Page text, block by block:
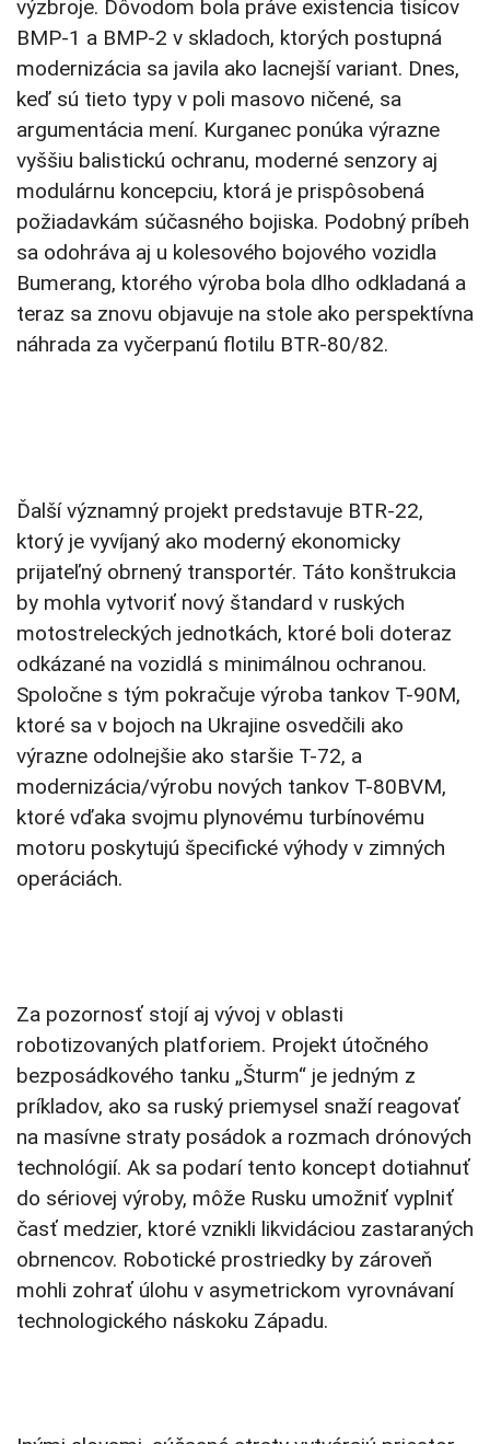
výzbroje. Dôvodom bola práve existencia tisícov
BMP-1 a BMP-2 v skladoch, ktorých postupná
modernizácia sa javila ako lacnejší variant. Dnes,
keď sú tieto typy v poli masovo ničené, sa
argumentácia mení. Kurganec ponúka výrazne
vyššiu balistickú ochranu, moderné senzory aj
modulárnu koncepciu, ktorá je prispôsobená
požiadavkám súčasného bojiska. Podobný príbeh
sa odohráva aj u kolesového bojového vozidla
Bumerang, ktorého výroba bola dlho odkladaná a
teraz sa znovu objavuje na stole ako perspektívna
náhrada za vyčerpanú flotilu BTR-80/82.
Ďalší významný projekt predstavuje BTR-22,
ktorý je vyvíjaný ako moderný ekonomicky
prijateľný obrnený transportér. Táto konštrukcia
by mohla vytvoriť nový štandard v ruských
motostreleckých jednotkách, ktoré boli doteraz
odkázané na vozidlá s minimálnou ochranou.
Spoločne s tým pokračuje výroba tankov T-90M,
ktoré sa v bojoch na Ukrajine osvedčili ako
výrazne odolnejšie ako staršie T-72, a
modernizácia/výrobu nových tankov T-80BVM,
ktoré vďaka svojmu plynovému turbínovému
motoru poskytujú špecifické výhody v zimných
operáciách.
Za pozornosť stojí aj vývoj v oblasti
robotizovaných platforiem. Projekt útočného
bezposádkového tanku „Šturm“ je jedným z
príkladov, ako sa ruský priemysel snaží reagovať
na masívne straty posádok a rozmach drónových
technológií. Ak sa podarí tento koncept dotiahnuť
do sériovej výroby, môže Rusku umožniť vyplniť
časť medzier, ktoré vznikli likvidáciou zastaraných
obrnencov. Robotické prostriedky by zároveň
mohli zohrať úlohu v asymetrickom vyrovnávaní
technologického náskoku Západu.